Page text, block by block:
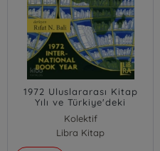
1972 Uluslararası Kitap
Yılı ve Türkiye'deki
Yansımaları
Kolektif
Libra Kitap